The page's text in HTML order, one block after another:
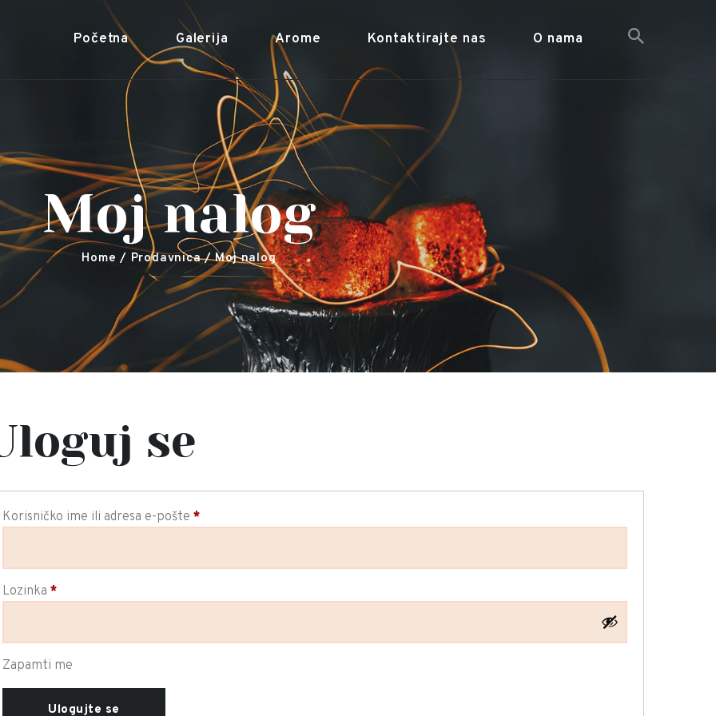
Početna Galerija Arome Kontaktirajte nas O nama
Moj nalog
Home Prodavnica Moj nalog
Adalya Tobacco
Adalya Tobacco
Početna
Kontaktirajte nas
O nama
se
Korisničko ime ili adresa e-pošte *
Lozinka *
Zapamti me
Ulogujte se